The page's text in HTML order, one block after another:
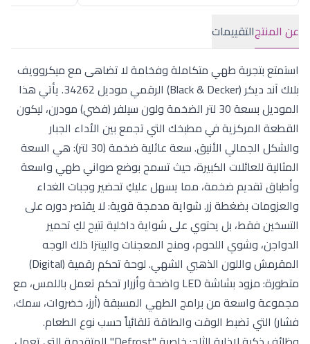
عن المنتجالتقييمات
استمتع بتجربة طهي متكاملة وفخامة لا تضاهى مع ميكروويف
بلاك آند ديكر (Black & Decker) الرقمي موديل 34262. يأتي هذا
الموديل بسعة 30 لتر الضخمة ولون سيلفر (فضي) مودرن، ليكون
القطعة المركزية في مطبخك التي تجمع بين الأداء الجبار
والشكل الجمالي الأنيق. سعة عائلية ضخمة (30 لتر): هي السعة
المثالية للعائلات الكبيرة، حيث تسمح بوضع صواني طهي واسعة
وأطباق تقديم ضخمة، مما يسهل عليكِ تحضير وجبات الغداء
والعزومات بضغطة زر. شواية مدمجة قوية: لا يقتصر دوره على
التسخين فقط، بل يحتوي على شواية داخلية تتيح لكِ تحمير
الدواجن، وشوي اللحوم، ومنح المعجنات والبيتزا ذلك الوجه
المقرمش واللون الذهبي الشهي. لوحة تحكم رقمية (Digital)
متطورة: مزود بشاشة LED واضحة وأزرار تحكم تعمل باللمس، مع
مجموعة واسعة من برامج الطهي المسبقة (أرز، خضروات، سمك،
فشار) التي تضبط الوقت والطاقة تلقائياً حسب نوع الطعام.